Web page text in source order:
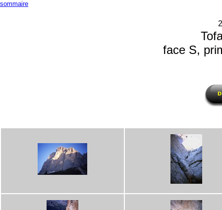
sommaire
face S,